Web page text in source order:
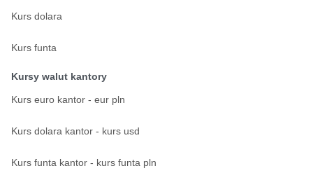
Kurs dolara
Kurs funta
Kursy walut kantory
Kurs euro kantor - eur pln
Kurs dolara kantor - kurs usd
Kurs funta kantor - kurs funta pln